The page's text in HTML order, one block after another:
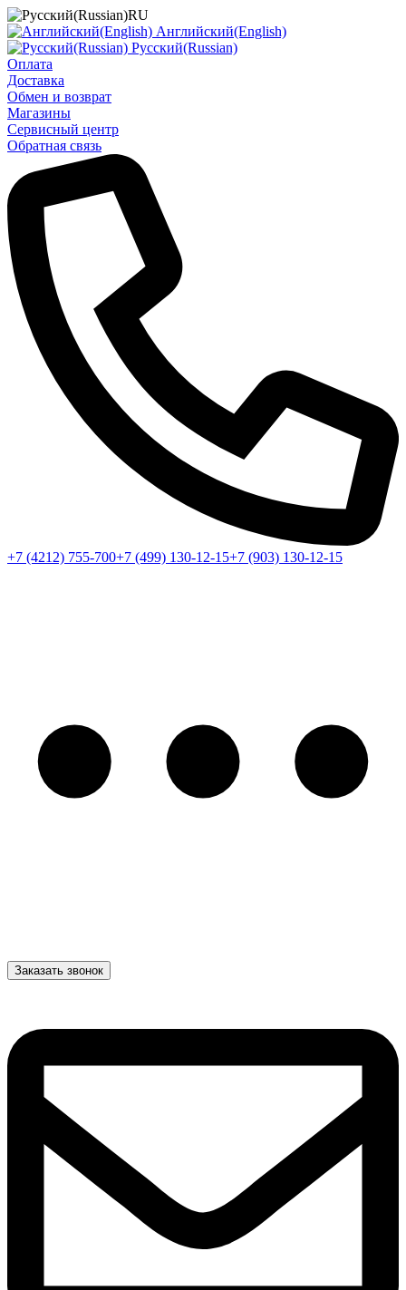
RU
Английский(English)
Русский(Russian)
Оплата
Доставка
Обмен и возврат
Магазины
Сервисный центр
Обратная связь
+7 (4212) 755-700+7 (499) 130-12-15+7 (903) 130-12-15
Заказать звонок